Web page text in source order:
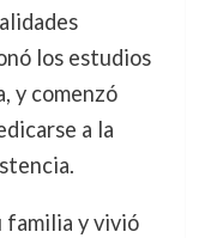
los estudios
y comenzó
a la
familia y vivió